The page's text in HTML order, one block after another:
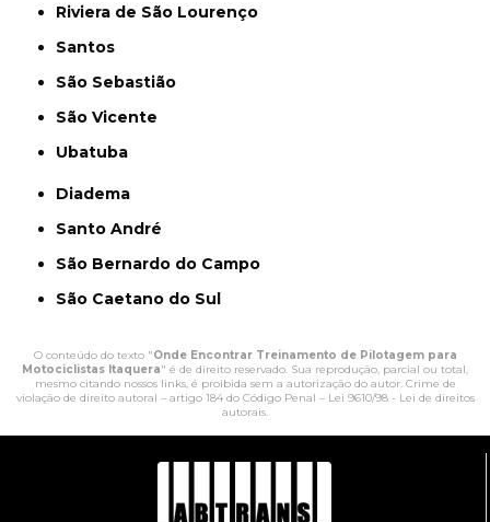
Riviera de São Lourenço
Santos
São Sebastião
São Vicente
Ubatuba
Diadema
Santo André
São Bernardo do Campo
São Caetano do Sul
O conteúdo do texto "Onde Encontrar Treinamento de Pilotagem para
Motociclistas Itaquera" é de direito reservado. Sua reprodução, parcial ou total,
mesmo citando nossos links, é proibida sem a autorização do autor. Crime de
violação de direito autoral – artigo 184 do Código Penal – Lei 9610/98 - Lei de direitos
autorais.